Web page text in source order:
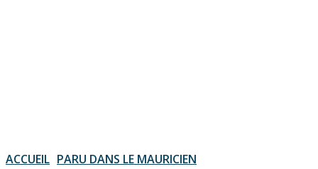
ACCUEIL PARU DANS LE MAURICIEN